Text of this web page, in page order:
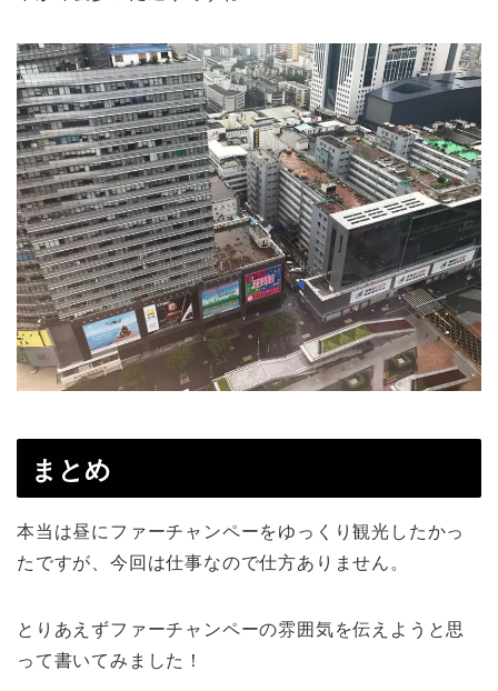
まとめ
本当は昼にファーチャンペーをゆっくり観光したかっ
たですが、今回は仕事なので仕方ありません。
とりあえずファーチャンペーの雰囲気を伝えようと思
って書いてみました！